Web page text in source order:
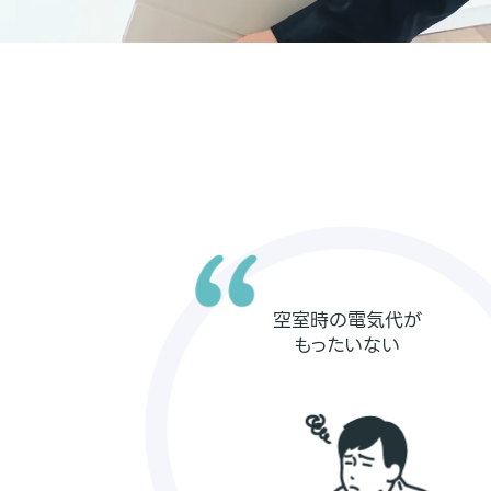
空室時の電気代が
もったいない